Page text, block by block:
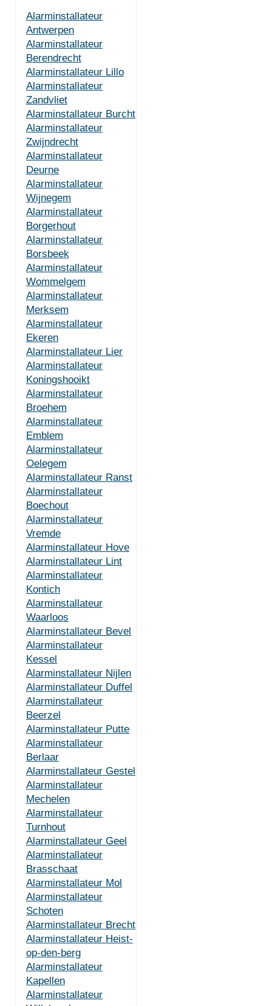
Alarminstallateur
Antwerpen
Alarminstallateur
Berendrecht
Alarminstallateur Lillo
Alarminstallateur
Zandvliet
Alarminstallateur Burcht
Alarminstallateur
Zwijndrecht
Alarminstallateur
Deurne
Alarminstallateur
Wijnegem
Alarminstallateur
Borgerhout
Alarminstallateur
Borsbeek
Alarminstallateur
Wommelgem
Alarminstallateur
Merksem
Alarminstallateur
Ekeren
Alarminstallateur Lier
Alarminstallateur
Koningshooikt
Alarminstallateur
Broehem
Alarminstallateur
Emblem
Alarminstallateur
Oelegem
Alarminstallateur Ranst
Alarminstallateur
Boechout
Alarminstallateur
Vremde
Alarminstallateur Hove
Alarminstallateur Lint
Alarminstallateur
Kontich
Alarminstallateur
Waarloos
Alarminstallateur Bevel
Alarminstallateur
Kessel
Alarminstallateur Nijlen
Alarminstallateur Duffel
Alarminstallateur
Beerzel
Alarminstallateur Putte
Alarminstallateur
Berlaar
Alarminstallateur Gestel
Alarminstallateur
Mechelen
Alarminstallateur
Turnhout
Alarminstallateur Geel
Alarminstallateur
Brasschaat
Alarminstallateur Mol
Alarminstallateur
Schoten
Alarminstallateur Brecht
Alarminstallateur Heist-
op-den-berg
Alarminstallateur
Kapellen
Alarminstallateur